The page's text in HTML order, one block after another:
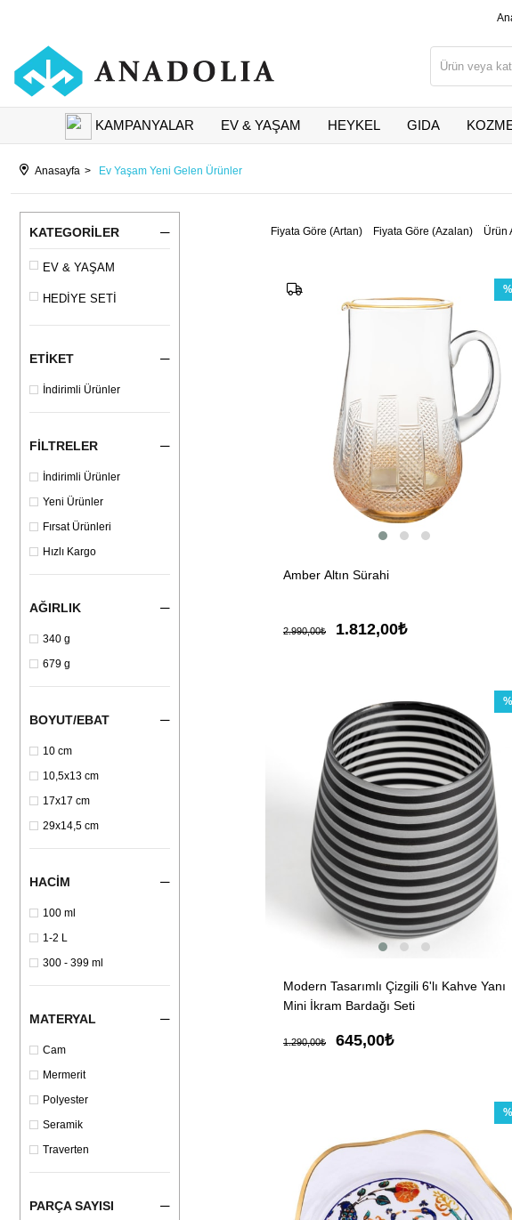
KAMPANYALAR EV & YAŞAM HEYKEL GIDA
Anasayfa Ev Yaşam Yeni Gelen Ürünler
KATEGORILER
EV & YAŞAM
HEDİYE SETİ
ETIKET
İndirimli Ürünler
FILTRELER
İndirimli Ürünler
Yeni Ürünler
Fırsat Ürünleri
Hızlı Kargo
AĞIRLIK
340 g
679 g
BOYUT/EBAT
10 cm
10,5x13 cm
17x17 cm
29x14,5 cm
HACIM
100 ml
1-2 L
300 - 399 ml
MATERYAL
Cam
Mermerit
Polyester
Seramik
Traverten
PARÇA SAYISI
Fiyata Göre (Artan) Fiyata Göre (Azalan) Ürün
Amber Altın Sürahi
1.812,00₺
2.990,00₺
Modern Tasarımlı Çizgili 6'lı Kahve Yanı
Mini İkram Bardağı Seti
645,00₺
1.290,00₺